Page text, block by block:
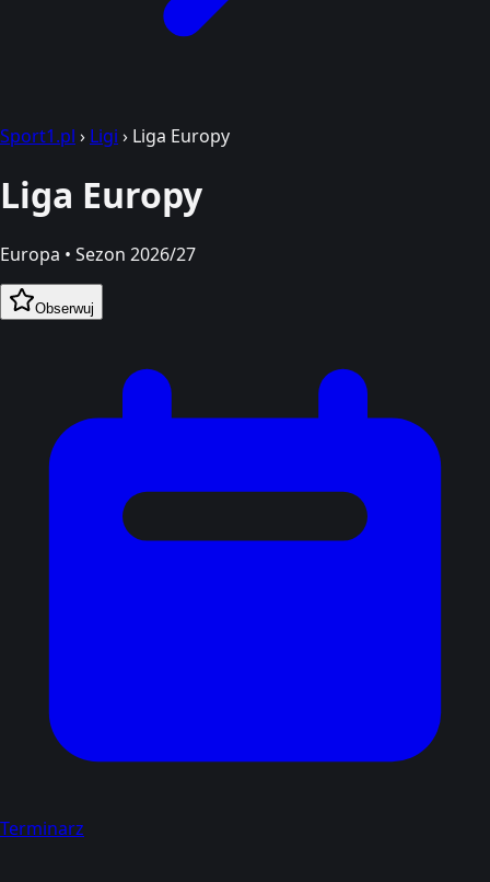
Sport1.pl › Ligi › Liga Europy
Liga Europy
Europa • Sezon 2026/27
Obserwuj
Terminarz